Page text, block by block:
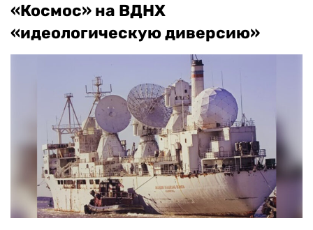
«Космос» на ВДНХ
«идеологическую диверсию»